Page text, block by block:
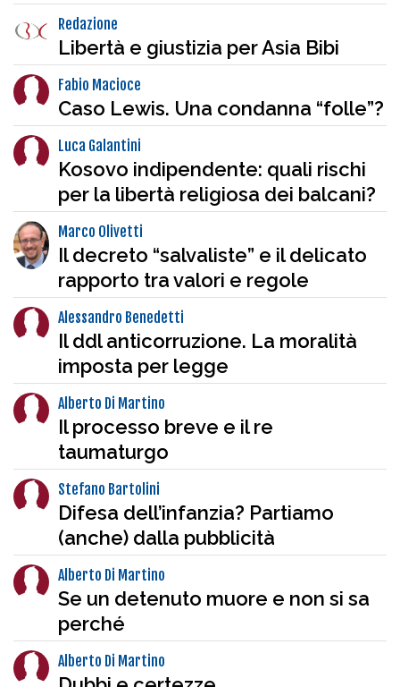
Redazione
Libertà e giustizia per Asia Bibi
Fabio Macioce
Caso Lewis. Una condanna “folle”?
Luca Galantini
Kosovo indipendente: quali rischi
per la libertà religiosa dei balcani?
Marco Olivetti
Il decreto “salvaliste” e il delicato
rapporto tra valori e regole
Alessandro Benedetti
Il ddl anticorruzione. La moralità
imposta per legge
Alberto Di Martino
Il processo breve e il re
taumaturgo
Stefano Bartolini
Difesa dell’infanzia? Partiamo
(anche) dalla pubblicità
Alberto Di Martino
Se un detenuto muore e non si sa
perché
Alberto Di Martino